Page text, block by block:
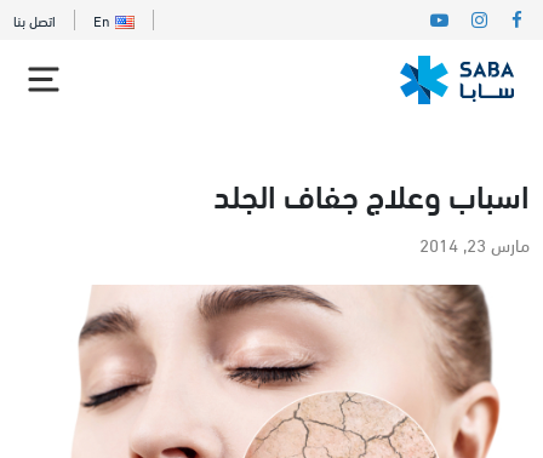
En اتصل بنا
اسباب وعلاج جفاف الجلد
مارس 23, 2014